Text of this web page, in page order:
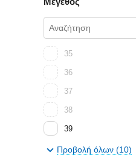
35
36
37
38
39
40
Προβολή όλων (10)